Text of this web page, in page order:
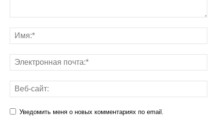
Уведомить меня о новых комментариях по email.